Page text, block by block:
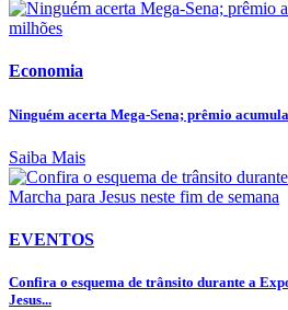
Economia
Ninguém acerta Mega-Sena; prêmio
Saiba Mais
EVENTOS
Confira o esquema de trânsito durante a
Jesus...